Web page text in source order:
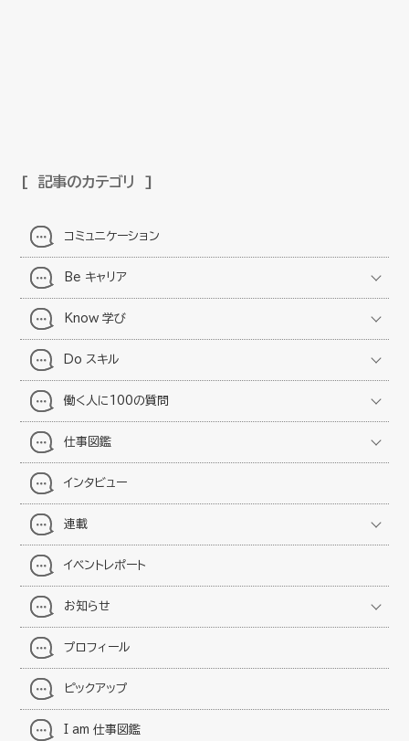
記事のカテゴリ
コミュニケーション
Be キャリア
Know 学び
Do スキル
働く人に100の質問
仕事図鑑
インタビュー
連載
イベントレポート
お知らせ
プロフィール
ピックアップ
I am 仕事図鑑